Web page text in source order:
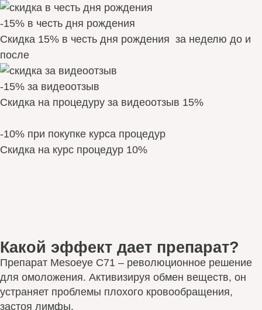
-15% в честь дня рождения
Скидка 15% в честь дня рождения за неделю до и
после
-15% за видеоотзыв
Скидка на процедуру за видеоотзыв 15%
-10% при покупке курса процедур
Скидка на курс процедур 10%
Какой эффект дает препарат?
Препарат Mesoeye C71 – революционное решение
для омоложения. Активизируя обмен веществ, он
устраняет проблемы плохого кровообращения,
застоя лимфы.